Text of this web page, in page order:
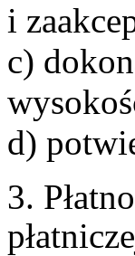
i
c)
d)
3.